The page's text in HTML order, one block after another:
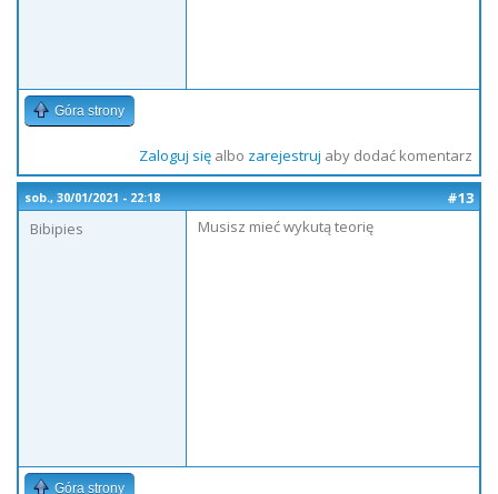
Góra strony
Zaloguj sięalbo zarejestruj aby dodać komentarz
sob., 30/01/2021 - 22:18
#13
Bibipies
Musisz mieć wykutą teorię
Góra strony